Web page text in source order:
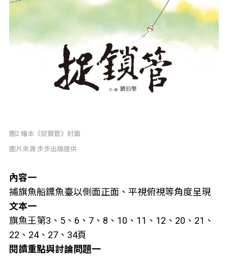
圖2.繪本《捉鎖管》封面
圖片來源:步步出版提供
內容一
捕旗魚船鏢魚臺以側面正面、平視俯視等角度呈現
文本一
旗魚王第3、5、6、7、8、10、11、12、20、21、
22、24、27、34頁
閱讀重點與討論問題一